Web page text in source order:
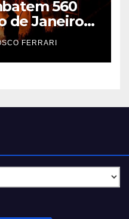
560
de Janeiro
FERRARI